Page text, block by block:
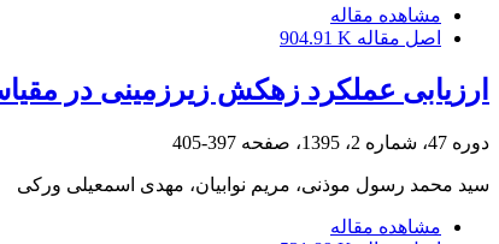
مشاهده مقاله
اصل مقاله 904.91 K
ارزیابی عملکرد زهکش زیرزمینی در
دوره 47، شماره 2، 1395، صفحه 397-405
سید محمد رسول موذنی، مریم نوابیان، مهدی اسمعیلی ورکی
مشاهده مقاله